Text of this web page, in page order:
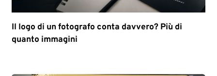
Il logo di un fotografo conta davvero? Più di
quanto immagini